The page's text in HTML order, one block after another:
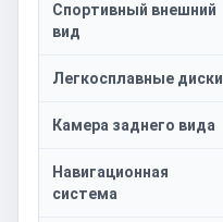
Спортивный внешний
вид
Легкосплавные диски
Камера заднего вида
Навигационная
система